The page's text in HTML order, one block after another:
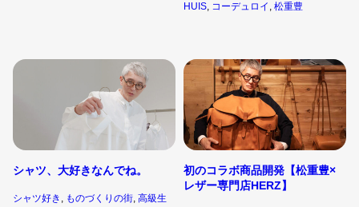
HUIS, コーデュロイ , 松重豊
シャツ、大好きなんでね。
シャツ好き , ものづくりの街, 高級生
初のコラボ商品開発【松重豊×
レザー専門店HERZ】